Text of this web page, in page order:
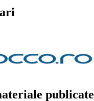
publicate